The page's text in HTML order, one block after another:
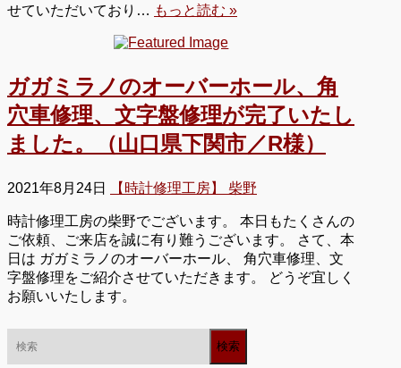
せていただいており… もっと読む »
ガガミラノのオーバーホール、角
穴車修理、文字盤修理が完了いたし
ました。（山口県下関市／R様）
2021年8月24日 【時計修理工房】 柴野
時計修理工房の柴野でございます。 本日もたくさんの
ご依頼、ご来店を誠に有り難うございます。 さて、本
日は ガガミラノのオーバーホール、 角穴車修理、文
字盤修理をご紹介させていただきます。 どうぞ宜しく
お願いいたします。